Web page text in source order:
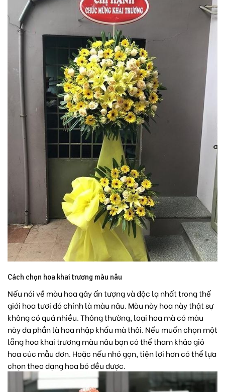
Cách chọn hoa khai trương màu nâu
Nếu nói về màu hoa gây ấn tượng và độc lạ nhất trong thế
giới hoa tươi đó chính là màu nâu. Màu này hoa này thật sự
không có quá nhiều. Thông thường, loại hoa mà có màu
này đa phần là hoa nhập khẩu mà thôi. Nếu muốn chọn một
lẵng hoa khai trương màu nâu bạn có thể tham khảogiỏ
hoa cúc mẫu đơn. Hoặc nếu nhỏ gọn, tiện lợi hơn có thể lựa
chọn theo dạnghoa bóđều được.